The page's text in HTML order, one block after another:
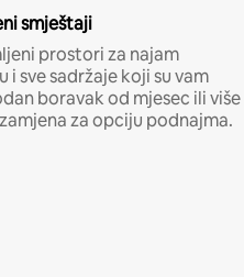
smještaji
prostori za najam
i sve sadržaje koji su vam
boravak od mjesec ili više
za opciju podnajma.